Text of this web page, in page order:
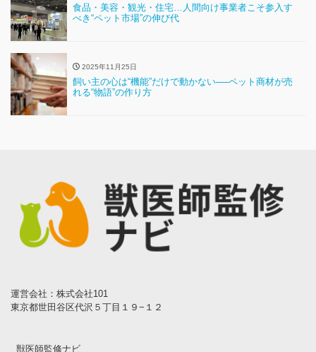
食品・美容・観光・住宅…人間向け事業者こそ参入す
べき“ペット市場”の伸び代
2025年11月25日
飼い主の心は“機能”だけで動かない──ペット商材が売
れる“物語”の作り方
運営会社：株式会社101
東京都世田谷区代沢５丁目１９−１２
獣医師監修ナビ